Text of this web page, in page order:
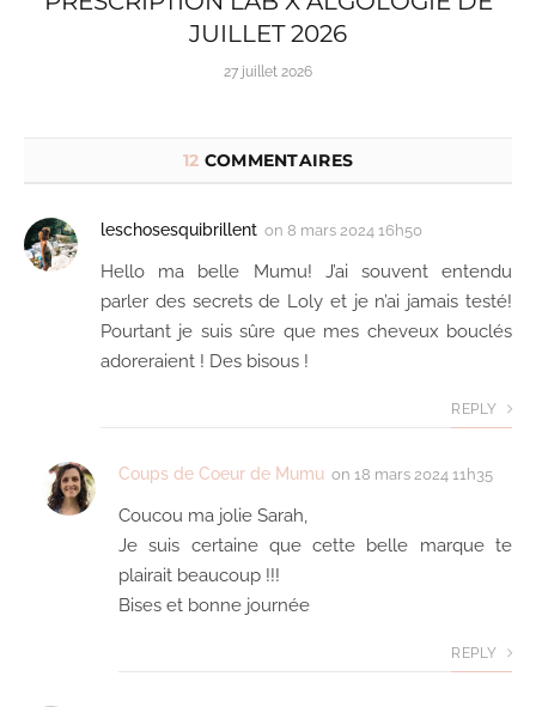
JUILLET 2026
27 juillet 2026
12 COMMENTAIRES
leschosesquibrillent on 8 mars 2024 16h50
Hello ma belle Mumu! J’ai souvent entendu
parler des secrets de Loly et je n’ai jamais testé!
Pourtant je suis sûre que mes cheveux bouclés
adoreraient ! Des bisous !
REPLY
Coups de Coeur de Mumu on 18 mars 2024 11h35
Coucou ma jolie Sarah,
Je suis certaine que cette belle marque te
plairait beaucoup !!!
Bises et bonne journée
REPLY